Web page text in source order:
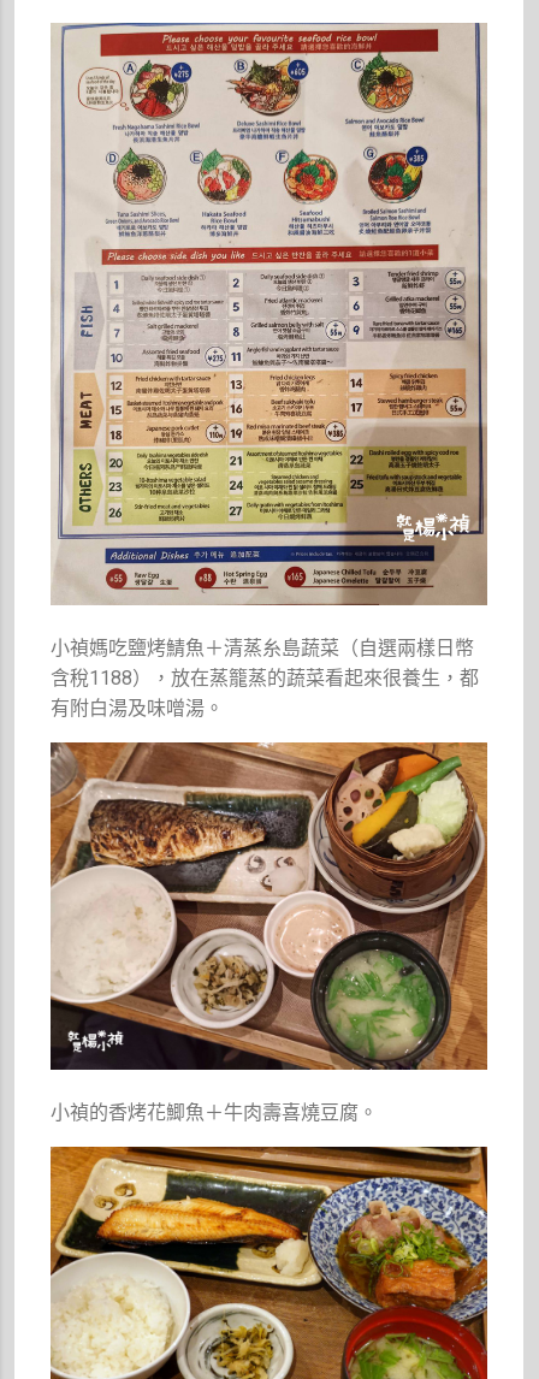
小禎媽吃鹽烤鯖魚＋清蒸糸島蔬菜（自選兩樣日幣
含稅1188），放在蒸籠蒸的蔬菜看起來很養生，都
有附白湯及味噌湯。
小禎的香烤花鯽魚＋牛肉壽喜燒豆腐。